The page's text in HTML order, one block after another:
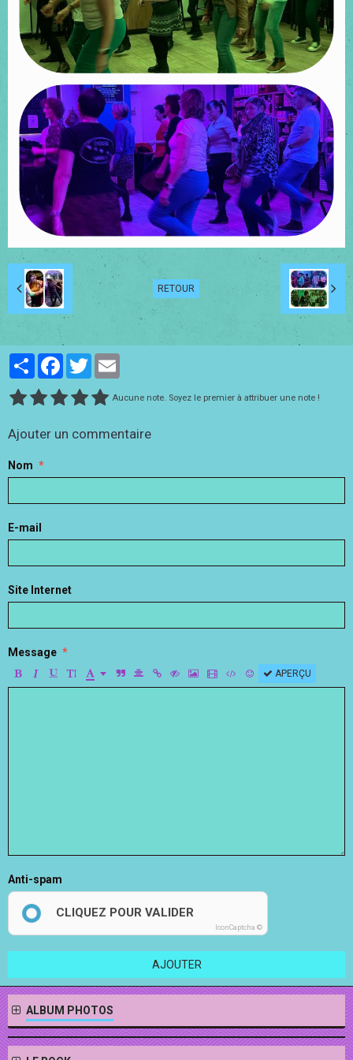
RETOUR
PartagerFacebookTwitter
Aucune note. Soyez le premier à attribuer une note !
Ajouter un commentaire
Nom
E-mail
Site Internet
Message
APERÇU
Anti-spam
CLIQUEZ POUR VALIDER
IconCaptcha ©
AJOUTER
ALBUM PHOTOS